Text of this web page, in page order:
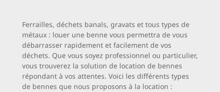
Ferrailles, déchets banals, gravats et tous types de
métaux : louer une benne vous permettra de vous
débarrasser rapidement et facilement de vos
déchets. Que vous soyez professionnel ou particulier,
vous trouverez la solution de location de bennes
répondant à vos attentes. Voici les différents types
de bennes que nous proposons à la location :